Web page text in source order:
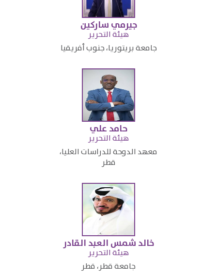
جيرمي ساركين
هيئة التحرير
جامعة بريتوريا، جنوب أفريقيا​
حامد علي
هيئة التحرير
معهد الدوحة للدراسات العليا،
قطر​
خالد شمس العبد القادر
​هيئة التحرير
جامعة قطر، قطر​